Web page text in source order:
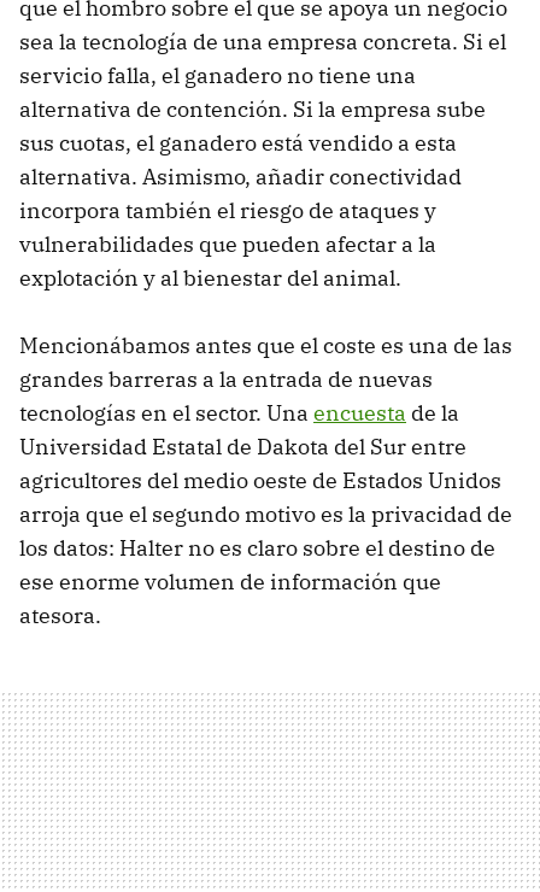
que el hombro sobre el que se apoya un negocio
sea la tecnología de una empresa concreta. Si el
servicio falla, el ganadero no tiene una
alternativa de contención. Si la empresa sube
sus cuotas, el ganadero está vendido a esta
alternativa. Asimismo, añadir conectividad
incorpora también el riesgo de ataques y
vulnerabilidades que pueden afectar a la
explotación y al bienestar del animal.
Mencionábamos antes que el coste es una de las
grandes barreras a la entrada de nuevas
tecnologías en el sector. Una encuesta de la
Universidad Estatal de Dakota del Sur entre
agricultores del medio oeste de Estados Unidos
arroja que el segundo motivo es la privacidad de
los datos: Halter no es claro sobre el destino de
ese enorme volumen de información que
atesora.